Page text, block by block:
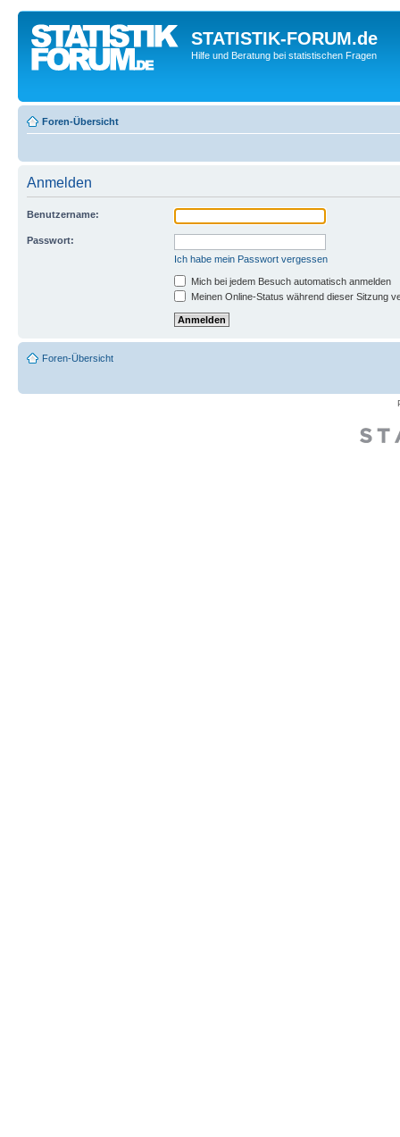
STATISTIK-FORUM.de
Hilfe und Beratung bei statistischen Fragen
Foren-Übersicht
Anmelden
Benutzername:
Passwort:
Ich habe mein Passwort vergessen
Mich bei jedem Besuch automatisch anmelden
Meinen Online-Status während dieser Sitzung
Foren-Übersicht